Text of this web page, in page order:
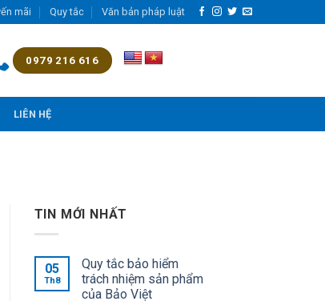
mãi Quy tắc Văn bản pháp luật
0979 216 616
LIÊN HỆ
TIN MỚI NHẤT
05
Th8
Quy tắc bảo hiểm
trách nhiệm sản phẩm
của Bảo Việt